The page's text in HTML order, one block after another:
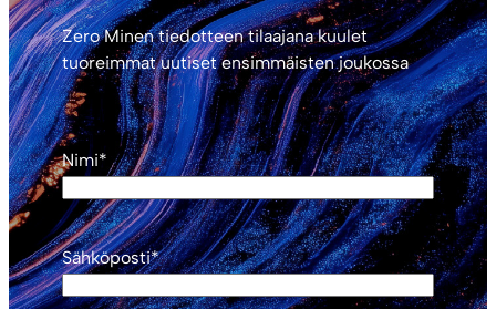
Zero Minen tiedotteen tilaajana kuulet
tuoreimmat uutiset ensimmäisten joukossa
Nimi*
Sähköposti*